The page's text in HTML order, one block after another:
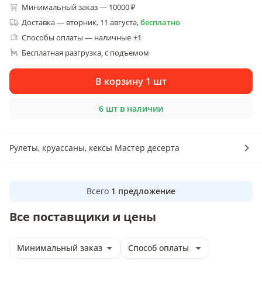
Минимальный заказ — 10000 ₽
Доставка— вторник, 11 августа,бесплатно
Способы оплаты — наличные +1
Бесплатная разгрузка, с подъемом
В корзину 1 шт
6 шт в наличии
Рулеты, круассаны, кексы Мастер десерта
Всего 1 предложение
Все поставщики и цены
Минимальный заказ Способ оплаты